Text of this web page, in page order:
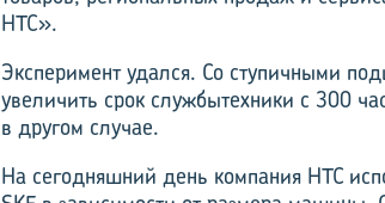
HTC».
Эксперимент удался. Со ступичными
увеличить срок службытехники с 300
в другом случае.
На сегодняшний день компания HTC